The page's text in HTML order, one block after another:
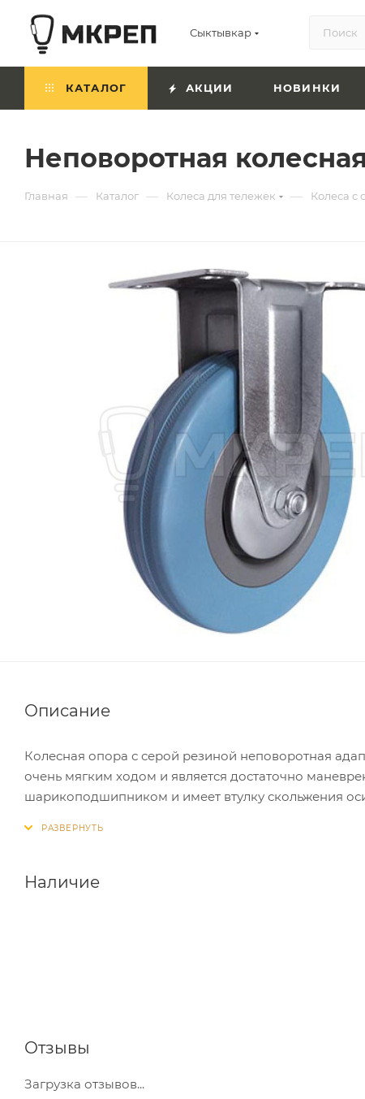
Сыктывкар
КАТАЛОГ АКЦИИ НОВИНКИ
Неповоротная
Главная — Каталог — Колеса для тележек — Колеса с
Описание
Колесная опора с серой резиной неповоротная
очень мягким ходом и является достаточно
шарикоподшипником и имеет втулку скольжения
Эта серия колес часто применяется при
Наличие
Отзывы
Загрузка отзывов...